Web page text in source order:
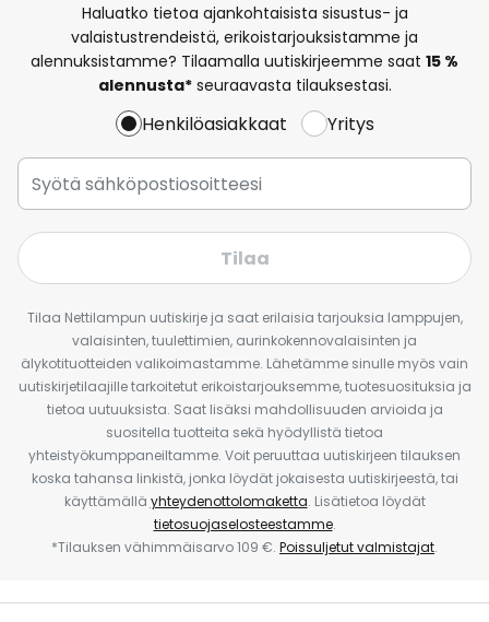
Haluatko tietoa ajankohtaisista sisustus- ja
valaistustrendeistä, erikoistarjouksistamme ja
alennuksistamme? Tilaamalla uutiskirjeemme saat 15 %
alennusta*seuraavasta tilauksestasi.
Henkilöasiakkaat Yritys
Tilaa
Tilaa Nettilampun uutiskirje ja saat erilaisia tarjouksia lamppujen,
valaisinten, tuulettimien, aurinkokennovalaisinten ja
älykotituotteiden valikoimastamme. Lähetämme sinulle myös vain
uutiskirjetilaajille tarkoitetut erikoistarjouksemme, tuotesuosituksia ja
tietoa uutuuksista. Saat lisäksi mahdollisuuden arvioida ja
suositella tuotteita sekä hyödyllistä tietoa
yhteistyökumppaneiltamme. Voit peruuttaa uutiskirjeen tilauksen
koska tahansa linkistä, jonka löydät jokaisesta uutiskirjeestä, tai
käyttämällä yhteydenottolomaketta. Lisätietoa löydät
tietosuojaselosteestamme.
*Tilauksen vähimmäisarvo 109 €. Poissuljetut valmistajat.